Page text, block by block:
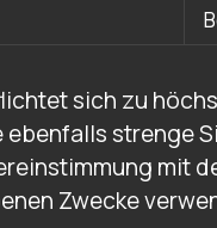
sich zu
ebenfalls strenge
mit
Zwecke